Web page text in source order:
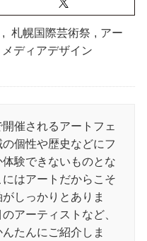
, 札幌国際芸術祭 , アー
メディアデザイン
催されるアートフェ
個性や歴史などにフ
験できないものとな
はアートだからこそ
しっかりとありま
アーティストなど、
たんにご紹介しま